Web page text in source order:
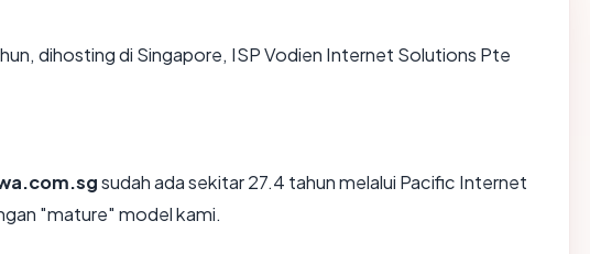
dihosting di Singapore, ISP Vodien Internet Solutions Pte
sudah ada sekitar 27.4 tahun melalui Pacific Internet
"mature" model kami.